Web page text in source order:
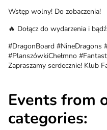
Wstęp wolny! Do zobaczenia!
🔥 Dołącz do wydarzenia i
#DragonBoard #NineDragons
#PlanszówkiChełmno
Zapraszamy serdecznie! Klub
Events from
categories: